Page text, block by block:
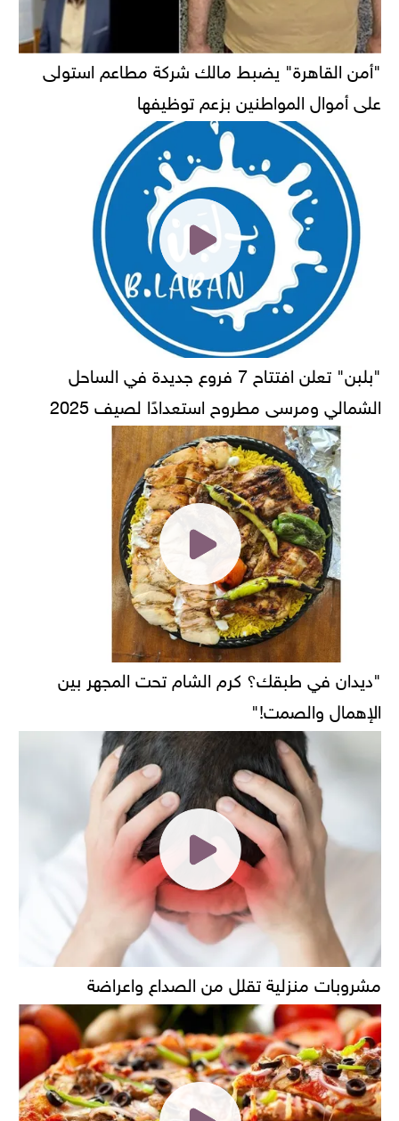
"أمن القاهرة" يضبط مالك شركة مطاعم استولى
على أموال المواطنين بزعم توظيفها
"بلبن" تعلن افتتاح 7 فروع جديدة في الساحل
الشمالي ومرسى مطروح استعدادًا لصيف 2025
"ديدان في طبقك؟ كرم الشام تحت المجهر بين
الإهمال والصمت!"
مشروبات منزلية تقلل من الصداع واعراضة